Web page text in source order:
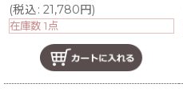
(税込: 21,780円)
在庫数 1点